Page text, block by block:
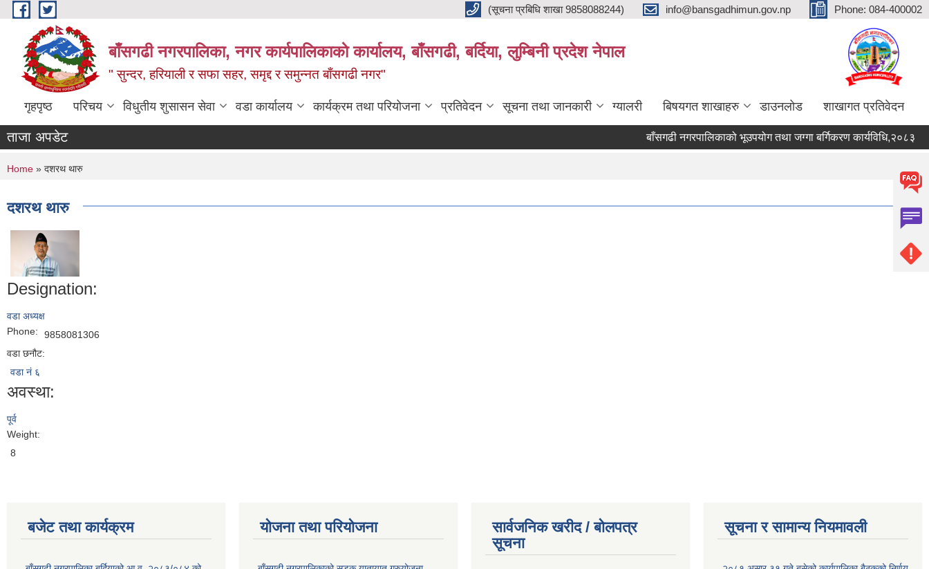
Skip to main content (सूचना प्रबिधि शाखा 9858088244) info@bansgadhimun.gov.np Phone: 084-400002
बाँसगढी नगरपालिका, नगर कार्यपालिकाकाे कार्यालय, बाँसगढी, बर्दिया, लुम्बिनी प्रदेश नेपाल
" सुन्दर, हरियाली र सफा सहर, समृद्द र समुन्नत बाँसगढी नगर"
गृहपृष्ठ परिचय विधुतीय शुसासन सेवा वडा कार्यालय कार्यक्रम तथा परियोजना प्रतिवेदन सूचना तथा जानकारी ग्यालरी बिषयगत शाखाहरु डाउनलोड शाखागत प्रतिवेदन
ताजा अपडेट बाँसगढी नगरपालिकाको भूउपयोग तथा जग्गा बर्गिकरण कार्यविधि,२०८३
You are here
Home » दशरथ थारु
दशरथ थारु
Designation:
वडा अध्यक्ष
Phone:
9858081306
वडा छनौट:
वडा नं ६
अवस्था:
पूर्व
Weight:
8
बजेट तथा कार्यक्रम योजना तथा परियोजना
सार्वजनिक खरीद / बोलपत्र
सूचना
सूचना र सामान्य नियमावली